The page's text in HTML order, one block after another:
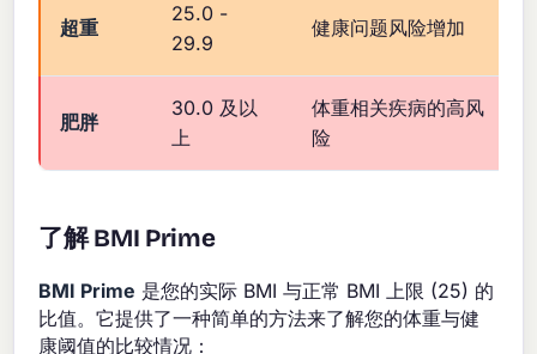
超重
25.0 -
29.9
健康问题风险增加
肥胖
30.0 及以
上
体重相关疾病的高风
险
了解 BMI Prime
BMI Prime 是您的实际 BMI 与正常 BMI 上限 (25) 的
比值。它提供了一种简单的方法来了解您的体重与健
康阈值的比较情况：